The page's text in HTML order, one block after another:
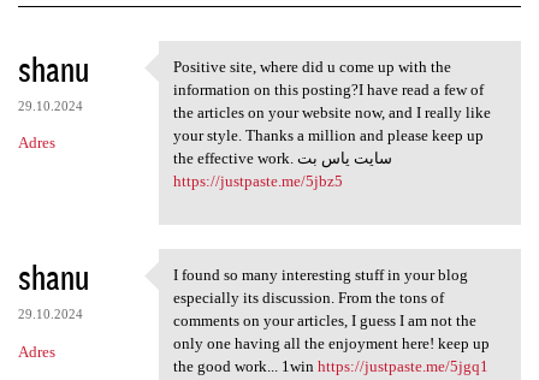
K
o
m
e
r
z
e
shanu
29.10.2024
Adres
Positive site, where did u
Positive site, where did u come up with the
information on this posting?I have read a few of
the articles on your website now, and I really like
your style. Thanks a million and please keep up
the effective work. سایت یاس بت
https://justpaste.me/5jbz5
shanu
29.10.2024
Adres
I found so many interesting
I found so many interesting stuff in your blog
especially its discussion. From the tons of
comments on your articles, I guess I am not the
only one having all the enjoyment here! keep up
the good work... 1win https://justpaste.me/5jgq1